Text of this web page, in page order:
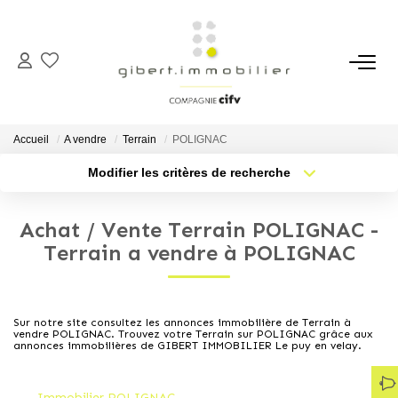
ACHETER
Maisons
Parkings
Immeubles
Terrains
LOUER
Accueil A vendre Terrain POLIGNAC
Modifier les critères de recherche
Sélectionnez...
Type de bien
Nb pièces min.
Créer une alerte
Achat / Vente Terrain POLIGNAC -
Terrain a vendre à POLIGNAC
Sur notre site consultez les annonces immobilière de Terrain à
vendre POLIGNAC. Trouvez votre Terrain sur POLIGNAC grâce aux
annonces immobilières de GIBERT IMMOBILIER Le puy en velay.